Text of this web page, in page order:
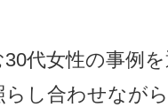
代女性の事例
し合わせなが